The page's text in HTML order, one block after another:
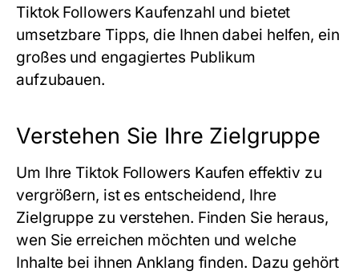
Tiktok Followers Kaufenzahl und bietet
umsetzbare Tipps, die Ihnen dabei helfen, ein
großes und engagiertes Publikum
aufzubauen.
Verstehen Sie Ihre Zielgruppe
Um Ihre Tiktok Followers Kaufen effektiv zu
vergrößern, ist es entscheidend, Ihre
Zielgruppe zu verstehen. Finden Sie heraus,
wen Sie erreichen möchten und welche
Inhalte bei ihnen Anklang finden. Dazu gehört